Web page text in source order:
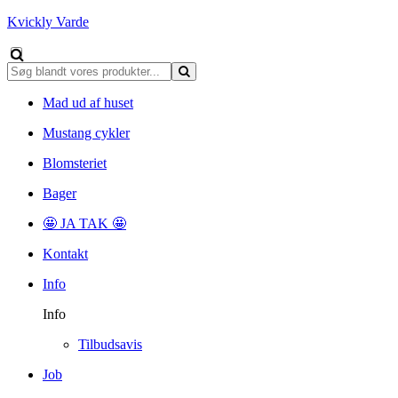
Kvickly Varde
Mad ud af huset
Mustang cykler
Blomsteriet
Bager
🤩 JA TAK 🤩
Kontakt
Info
Info
Tilbudsavis
Job